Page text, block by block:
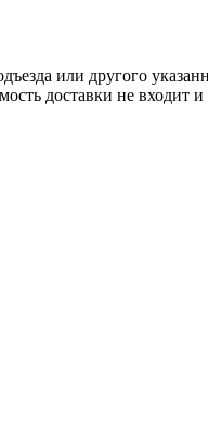
или другого
доставки не входит и